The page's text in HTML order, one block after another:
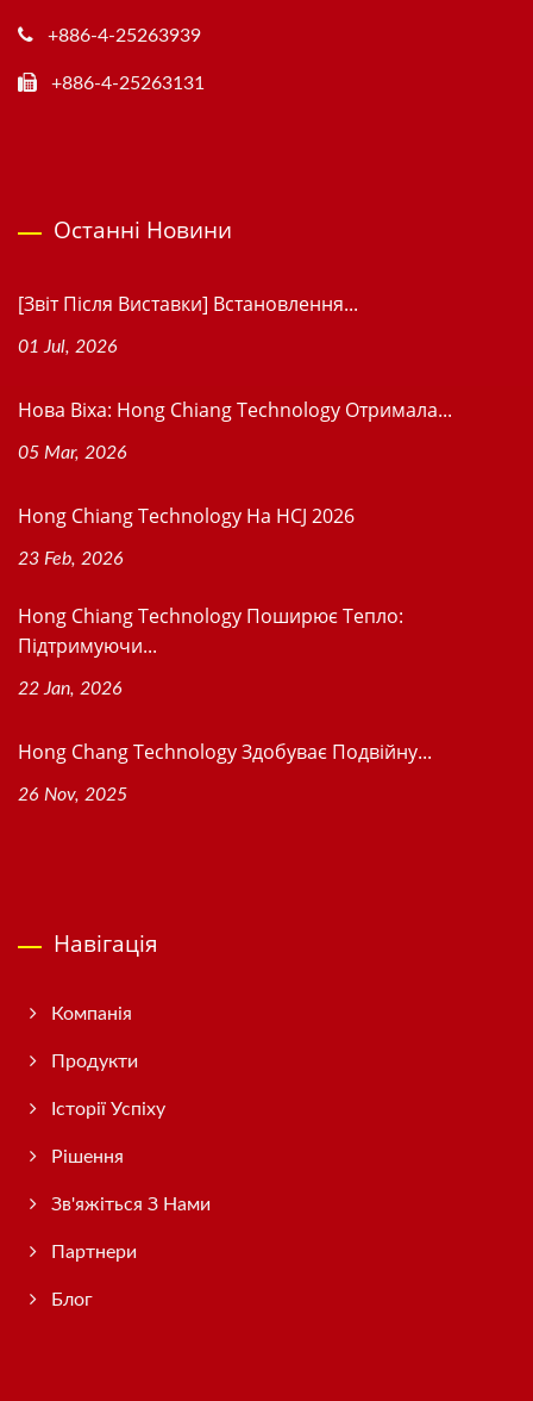
+886-4-25263939
+886-4-25263131
Останні Новини
[Звіт Після Виставки] Встановлення...
01 Jul, 2026
Нова Віхa: Hong Chiang Technology Отримала...
05 Mar, 2026
Hong Chiang Technology На HCJ 2026
23 Feb, 2026
Hong Chiang Technology Поширює Тепло:
Підтримуючи...
22 Jan, 2026
Hong Chang Technology Здобуває Подвійну...
26 Nov, 2025
Навігація
Компанія
Продукти
Історії Успіху
Рішення
Зв'яжіться З Нами
Партнери
Блог